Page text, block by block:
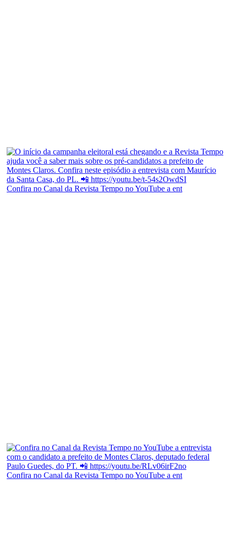
Confira no Canal da Revista Tempo no YouTube a ent
Confira no Canal da Revista Tempo no YouTube a ent